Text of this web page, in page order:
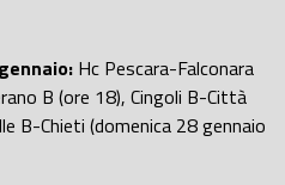
Hc Pescara-Falconara
B (ore 18), Cingoli B-Città
B-Chieti (domenica 28 gennaio